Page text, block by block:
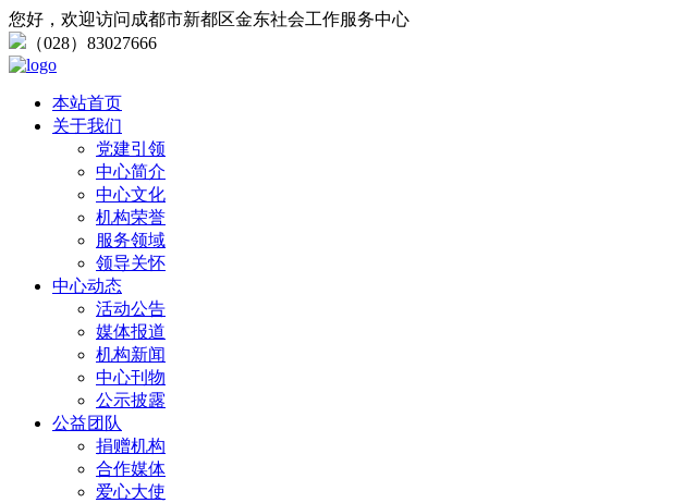
您好，欢迎访问成都市新都区金东社会工作服务中心
（028）83027666
本站首页
关于我们
党建引领
中心简介
中心文化
机构荣誉
服务领域
领导关怀
中心动态
活动公告
媒体报道
机构新闻
中心刊物
公示披露
公益团队
捐赠机构
合作媒体
爱心大使